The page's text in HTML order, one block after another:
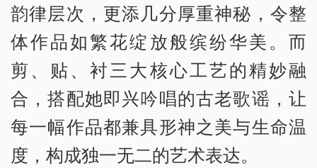
韵律层次，更添几分厚重神秘，令整
体作品如繁花绽放般缤纷华美。而
剪、贴、衬三大核心工艺的精妙融
合，搭配她即兴吟唱的古老歌谣，让
每一幅作品都兼具形神之美与生命温
度，构成独一无二的艺术表达。